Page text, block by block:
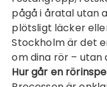
pågå i åratal utan
plötsligt läcker
Stockholmär det
om dina rör –
Hur går en